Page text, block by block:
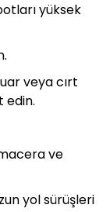
yüksek
veya cırt
edin.
ve
yol sürüşleri